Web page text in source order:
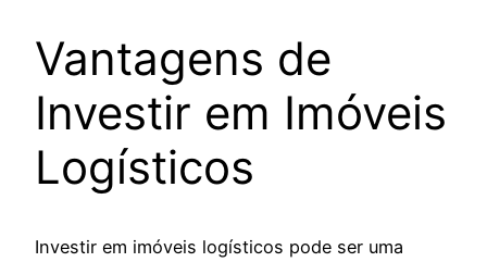
Vantagens de
Investir em Imóveis
Logísticos
Investir em imóveis logísticos pode ser uma